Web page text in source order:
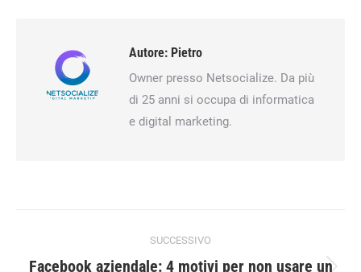
Autore: Pietro
Owner presso Netsocialize. Da più
di 25 anni si occupa di informatica
e digital marketing.
tra
SUCCESSIVO
Facebook aziendale: 4 motivi per non usare un